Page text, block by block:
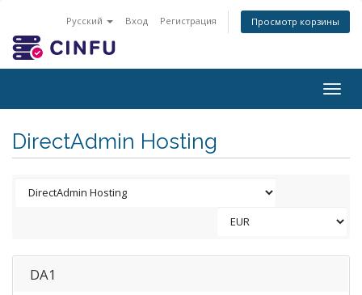
Русский Вход Регистрация Просмотр корзины
DirectAdmin Hosting
DA1